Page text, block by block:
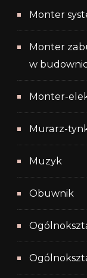
Monter
Monter
w
Monter-
Murarz-
Muzyk
Obuwnik